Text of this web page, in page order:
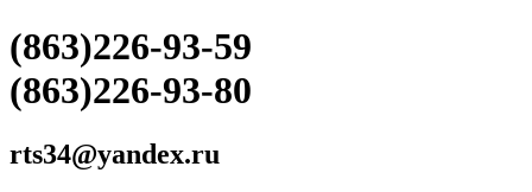
(863)226-93-59
(863)226-93-80
rts34@yandex.ru